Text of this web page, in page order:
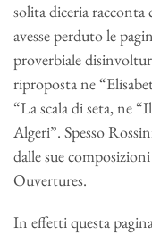
solita diceria racconta
avesse perduto le
proverbiale
riproposta ne
“La scala di seta, ne
Algeri”. Spesso
dalle sue
Ouvertures.
In effetti questa